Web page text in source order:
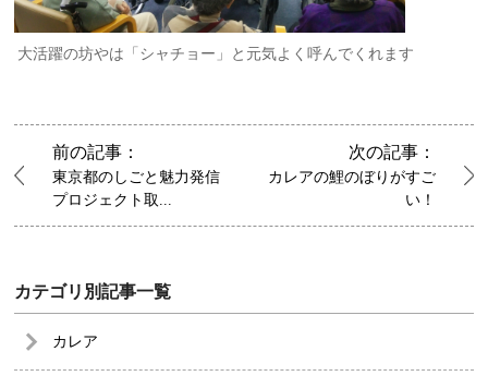
大活躍の坊やは「シャチョー」と元気よく呼んでくれます
前の記事：
東京都のしごと魅力発信
プロジェクト取...
次の記事：
カレアの鯉のぼりがすご
い！
カテゴリ別記事一覧
カレア